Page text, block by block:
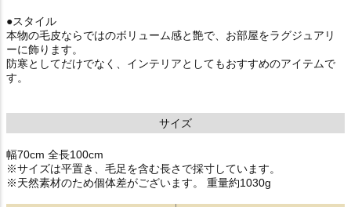
●スタイル
本物の毛皮ならではのボリューム感と艶で、お部屋をラグジュアリ
ーに飾ります。
防寒としてだけでなく、インテリアとしてもおすすめのアイテムで
す。
サイズ
幅70cm 全長100cm
※サイズは平置き、毛足を含む長さで採寸しています。
※天然素材のため個体差がございます。 重量約1030g